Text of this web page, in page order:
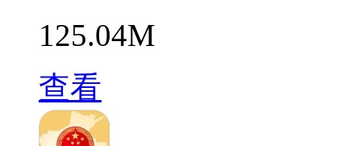
125.04M
查看